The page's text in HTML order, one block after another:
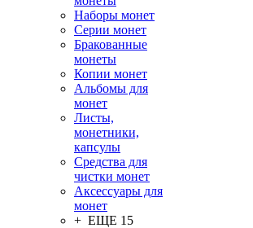
Наборы монет
Серии монет
Бракованные
монеты
Копии монет
Альбомы для
монет
Листы,
монетники,
капсулы
Средства для
чистки монет
Аксессуары для
монет
+ ЕЩЕ 15